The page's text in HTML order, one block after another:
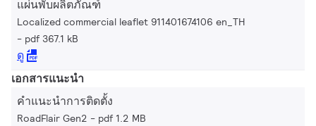
แผ่นพับผลิตภัณฑ์
Localized commercial leaflet 911401674106 en_TH
pdf 367.1 kB
ดู
เอกสารแนะนำ
คำแนะนำการติดตั้ง
RoadFlair Gen2 pdf 1.2 MB